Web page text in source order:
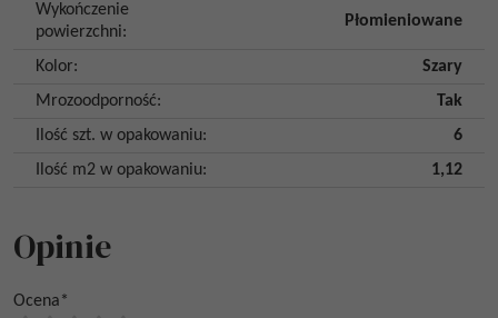
Wykończenie
powierzchni:
Płomieniowane
Kolor:
Szary
Mrozoodporność:
Tak
Ilość szt. w opakowaniu:
6
Ilość m2 w opakowaniu: 1,12
Opinie
Ocena*